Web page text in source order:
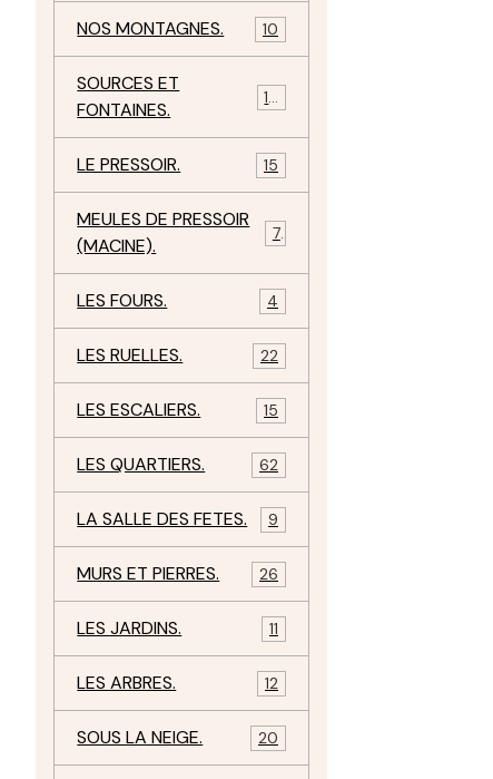
NOS MONTAGNES. 10
SOURCES ET
FONTAINES.
10
LE PRESSOIR. 15
MEULES DE PRESSOIR
(MACINE).
7
LES FOURS. 4
LES RUELLES. 22
LES ESCALIERS. 15
LES QUARTIERS. 62
LA SALLE DES FETES. 9
MURS ET PIERRES. 26
LES JARDINS. 11
LES ARBRES. 12
SOUS LA NEIGE. 20